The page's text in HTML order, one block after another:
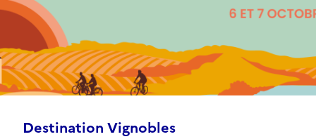
Destination Vignobles